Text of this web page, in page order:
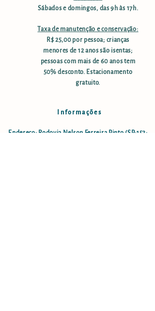
Sábados e domingos, das 9h às 17h.
Taxa de manutenção e conservação:
R$ 25,00 por pessoa; crianças
menores de 12 anos são isentas;
pessoas com mais de 60 anos tem
50% desconto. Estacionamento
gratuito.
Informações
Endereço: Rodovia Nelson Ferreira Pinto (SP-153;